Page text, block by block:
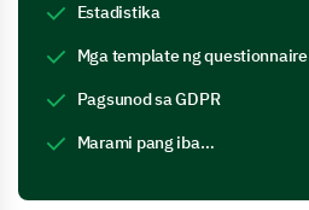
Estadistika
Mga template ng questionnaire
Pagsunod sa GDPR
Marami pang iba…